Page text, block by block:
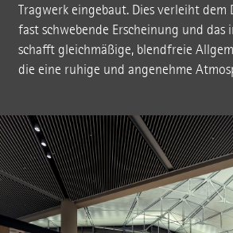
Tragwerk eingebaut. Dies verleiht dem
fast schwebende Erscheinung und das
schafft gleichmäßige, blendfreie
die eine ruhige und angenehme